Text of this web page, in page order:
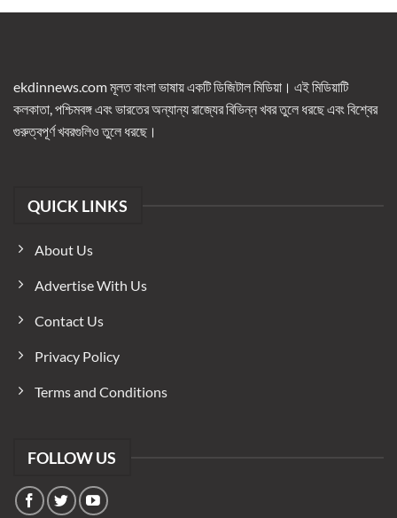
ekdinnews.com মূলত বাংলা ভাষায় একটি ডিজিটাল মিডিয়া। এই মিডিয়াটি
কলকাতা, পশ্চিমবঙ্গ এবং ভারতের অন্যান্য রাজ্যের বিভিন্ন খবর তুলে ধরছে এবং বিশ্বের
গুরুত্বপূর্ণ খবরগুলিও তুলে ধরছে।
QUICK LINKS
About Us
Advertise With Us
Contact Us
Privacy Policy
Terms and Conditions
FOLLOW US